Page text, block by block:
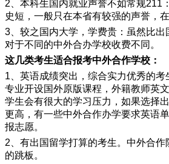
2 、本科生国内就业声誉不如常规211
史短，一般只在本省有较强的声誉，
3 、较之国内大学，学费贵：虽然比出
对于不同的中外合办学校收费不同。
这几类考生适合报考中外合作学校：
1 、英语成绩突出，综合实力优秀的
专业开设国外原版课程，外籍教师英
学生会有很大的学习压力，如果选择
更高，有一些中外合作办学要求英语
报志愿。
2 、有出国留学打算的考生。中外合
的跳板。